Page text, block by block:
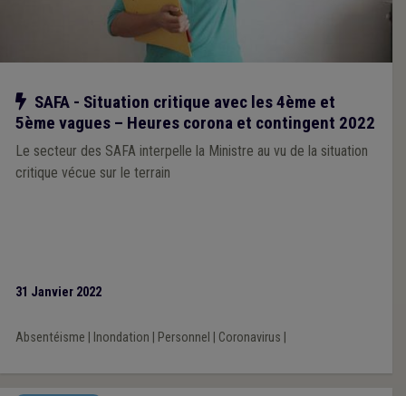
Notre action
SAFA - Situation critique avec les 4ème et
5ème vagues – Heures corona et contingent 2022
Le secteur des SAFA interpelle la Ministre au vu de la situation
critique vécue sur le terrain
31 Janvier 2022
Absentéisme Inondation Personnel Coronavirus